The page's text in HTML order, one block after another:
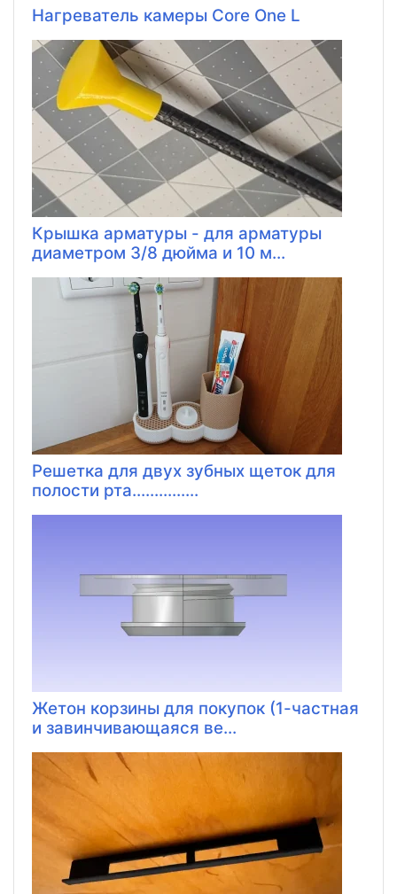
Нагреватель камеры Core One L
Крышка арматуры - для арматуры
диаметром 3/8 дюйма и 10 м...
Решетка для двух зубных щеток для
полости рта...............
Жетон корзины для покупок (1-частная
и завинчивающаяся ве...